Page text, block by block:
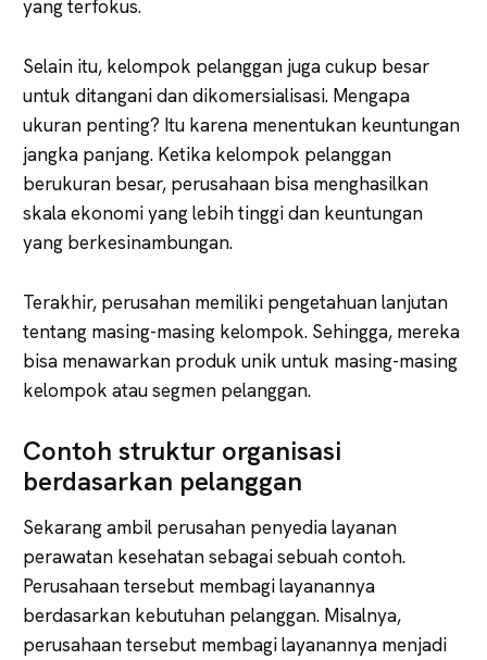
yang terfokus.
Selain itu, kelompok pelanggan juga cukup besar
untuk ditangani dan dikomersialisasi. Mengapa
ukuran penting? Itu karena menentukan keuntungan
jangka panjang. Ketika kelompok pelanggan
berukuran besar, perusahaan bisa menghasilkan
skala ekonomi yang lebih tinggi dan keuntungan
yang berkesinambungan.
Terakhir, perusahan memiliki pengetahuan lanjutan
tentang masing-masing kelompok. Sehingga, mereka
bisa menawarkan produk unik untuk masing-masing
kelompok atau segmen pelanggan.
Contoh struktur organisasi
berdasarkan pelanggan
Sekarang ambil perusahan penyedia layanan
perawatan kesehatan sebagai sebuah contoh.
Perusahaan tersebut membagi layanannya
berdasarkan kebutuhan pelanggan. Misalnya,
perusahaan tersebut membagi layanannya menjadi